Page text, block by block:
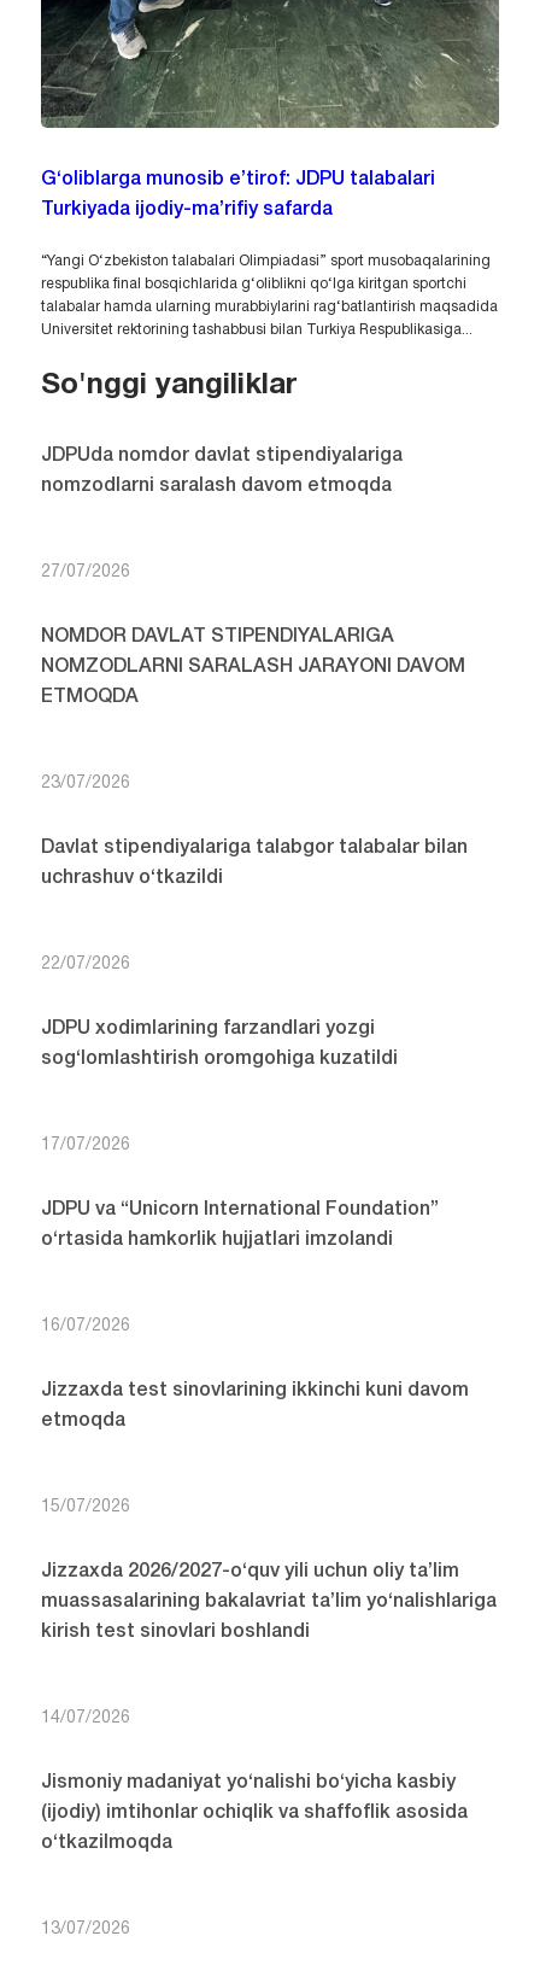
G‘oliblarga munosib e’tirof: JDPU talabalari
Turkiyada ijodiy-ma’rifiy safarda
“Yangi O‘zbekiston talabalari Olimpiadasi” sport musobaqalarining
respublika final bosqichlarida g‘oliblikni qo‘lga kiritgan sportchi
talabalar hamda ularning murabbiylarini rag‘batlantirish maqsadida
Universitet rektorining tashabbusi bilan Turkiya Respublikasiga...
So'nggi yangiliklar
JDPUda nomdor davlat stipendiyalariga
nomzodlarni saralash davom etmoqda
27/07/2026
NOMDOR DAVLAT STIPENDIYALARIGA
NOMZODLARNI SARALASH JARAYONI DAVOM
ETMOQDA
23/07/2026
Davlat stipendiyalariga talabgor talabalar bilan
uchrashuv o‘tkazildi
22/07/2026
JDPU xodimlarining farzandlari yozgi
sog‘lomlashtirish oromgohiga kuzatildi
17/07/2026
JDPU va “Unicorn International Foundation”
o‘rtasida hamkorlik hujjatlari imzolandi
16/07/2026
Jizzaxda test sinovlarining ikkinchi kuni davom
etmoqda
15/07/2026
Jizzaxda 2026/2027-o‘quv yili uchun oliy ta’lim
muassasalarining bakalavriat ta’lim yo‘nalishlariga
kirish test sinovlari boshlandi
14/07/2026
Jismoniy madaniyat yo‘nalishi bo‘yicha kasbiy
(ijodiy) imtihonlar ochiqlik va shaffoflik asosida
o‘tkazilmoqda
13/07/2026